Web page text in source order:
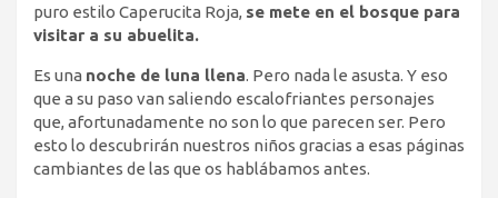
puro estilo Caperucita Roja, se mete en el bosque para
visitar a su abuelita.
Es una noche de luna llena. Pero nada le asusta. Y eso
que a su paso van saliendo escalofriantes personajes
que, afortunadamente no son lo que parecen ser. Pero
esto lo descubrirán nuestros niños gracias a esas páginas
cambiantes de las que os hablábamos antes.